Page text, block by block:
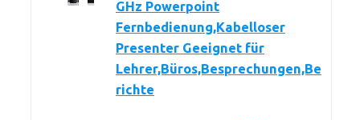
GHz Powerpoint
Fernbedienung,Kabelloser
Presenter Geeignet für
Lehrer,Büros,Besprechungen,Be
richte